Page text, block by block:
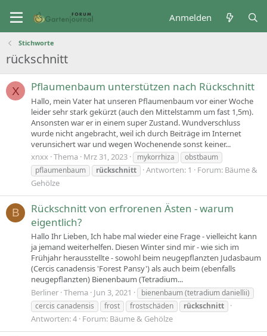
Anmelden
Stichworte
rückschnitt
X Pflaumenbaum unterstützen nach Rückschnitt
Hallo, mein Vater hat unseren Pflaumenbaum vor einer Woche
leider sehr stark gekürzt (auch den Mittelstamm um fast 1,5m).
Ansonsten war er in einem super Zustand. Wundverschluss
wurde nicht angebracht, weil ich durch Beiträge im Internet
verunsichert war und wegen Wochenende sonst keiner...
xnxx Thema Mrz 31, 2023 mykorrhiza
obstbaum
pflaumenbaum
rückschnitt Antworten: 1 Forum: Bäume &
Gehölze
B
Rückschnitt von erfrorenen Ästen - warum
eigentlich?
Hallo Ihr Lieben, Ich habe mal wieder eine Frage - vielleicht kann
ja jemand weiterhelfen. Diesen Winter sind mir - wie sich im
Frühjahr herausstellte - sowohl beim neugepflanzten Judasbaum
(Cercis canadensis 'Forest Pansy') als auch beim (ebenfalls
neugepflanzten) Bienenbaum (Tetradium...
Berliner Thema Jun 3, 2021
bienenbaum (tetradium daniellii)
cercis canadensis
frost frostschäden rückschnitt
Antworten: 4 Forum: Bäume & Gehölze